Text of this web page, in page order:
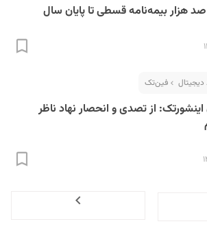
هزار بیمه‌نامه قسطی تا پایان سال
دیجیتال فین‌تک
اینشورتک:‌ از تصدی و انحصار نهاد ناظر